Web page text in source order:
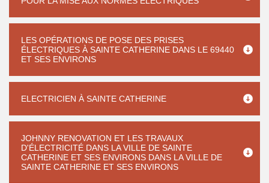
LES OPÉRATIONS DE POSE DES PRISES
ÉLECTRIQUES À SAINTE CATHERINE DANS LE 69440
ET SES ENVIRONS
ELECTRICIEN À SAINTE CATHERINE
JOHNNY RENOVATION ET LES TRAVAUX
D'ÉLECTRICITÉ DANS LA VILLE DE SAINTE
CATHERINE ET SES ENVIRONS DANS LA VILLE DE
SAINTE CATHERINE ET SES ENVIRONS